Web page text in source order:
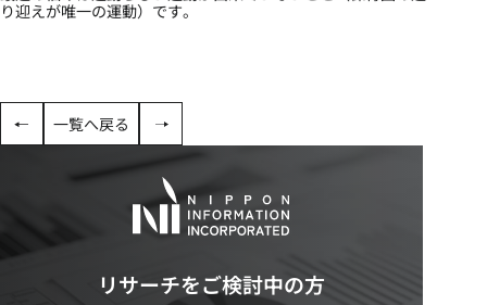
り迎えが唯一の運動）です。
一覧へ戻る
リサーチをご検討中の方